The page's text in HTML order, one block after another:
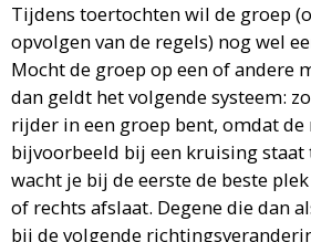
Tijdens toertochten wil de groep
opvolgen van de regels) nog wel
Mocht de groep op een of andere
dan geldt het volgende systeem:
rijder in een groep bent, omdat de
bijvoorbeeld bij een kruising staat
wacht je bij de eerste de beste
of rechts afslaat. Degene die dan
bij de volgende